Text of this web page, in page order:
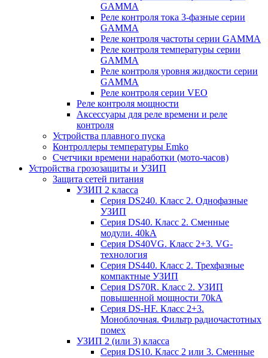
GAMMA
Реле контроля тока 3-фазные серии
GAMMA
Реле контроля частоты серии GAMMA
Реле контроля температуры серии
GAMMA
Реле контроля уровня жидкости серии
GAMMA
Реле контроля серии VEO
Реле контроля мощности
Аксессуары для реле времени и реле
контроля
Устройства плавного пуска
Контроллеры температуры Emko
Счетчики времени наработки (мото-часов)
Устройства грозозащиты и УЗИП
Защита сетей питания
УЗИП 2 класса
Серия DS240. Класс 2. Однофазные
УЗИП
Серия DS40. Класс 2. Сменные
модули. 40kA
Серия DS40VG. Класс 2+3. VG-
технология
Серия DS440. Класс 2. Трехфазные
компактные УЗИП
Серия DS70R. Класс 2. УЗИП
повышенной мощности 70kA
Серия DS-HF. Класс 2+3.
Моноблочная. Фильтр радиочастотных
помех
УЗИП 2 (или 3) класса
Серия DS10. Класс 2 или 3. Сменные